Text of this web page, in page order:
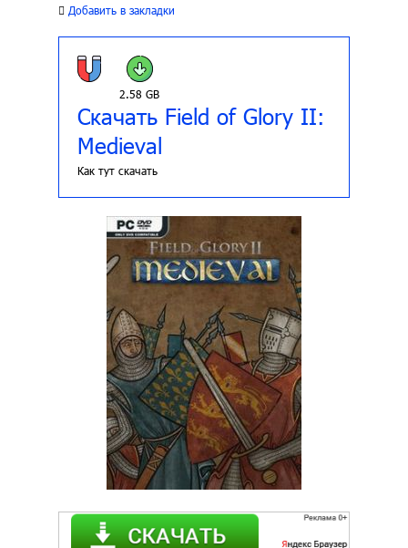
Добавить в закладки
2.58 GB
Скачать Field of Glory II:
Medieval
Как тут скачать